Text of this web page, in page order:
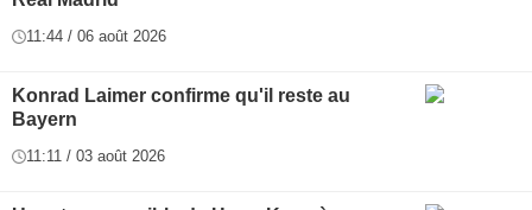
11:44 / 06 août 2026
Konrad Laimer confirme qu'il reste au
Bayern
11:11 / 03 août 2026